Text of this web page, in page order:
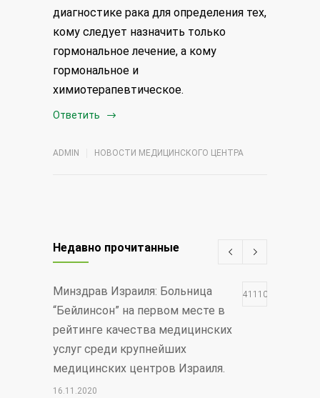
диагностике рака для определения тех,
кому следует назначить только
гормональное лечение, а кому
гормональное и
химиотерапевтическое.
Ответить
ADMIN НОВОСТИ МЕДИЦИНСКОГО ЦЕНТРА
Недавно прочитанные
Минздрав Израиля: Больница
“Бейлинсон” на первом месте в
рейтинге качества медицинских
услуг среди крупнейших
медицинских центров Израиля.
411103
16.11.2020